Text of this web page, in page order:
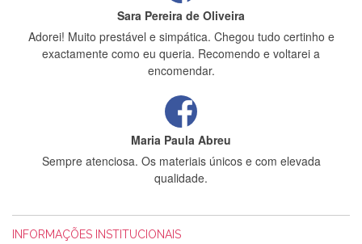
Sara Pereira de Oliveira
Adorei! Muito prestável e simpática. Chegou tudo certinho e
exactamente como eu queria. Recomendo e voltarei a
encomendar.
Maria Paula Abreu
Sempre atenciosa. Os materiais únicos e com elevada
qualidade.
INFORMAÇÕES INSTITUCIONAIS